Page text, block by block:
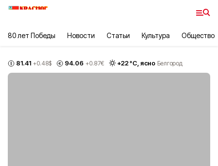
80 лет Победы Новости Статьи Культура Общество
81.41 +0.48$ 94.06 +0.87€ +22°С, ясно Белгород